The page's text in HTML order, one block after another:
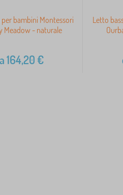
bambini Montessori
Meadow - naturale
164,20€
Letto